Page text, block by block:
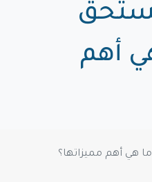
أهم
هي أهم مميزاتها؟